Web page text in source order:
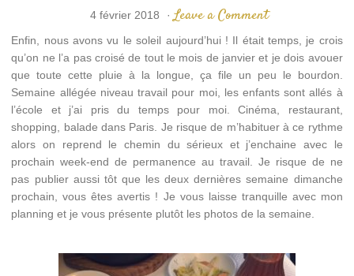
4 février 2018 · Leave a Comment
Enfin, nous avons vu le soleil aujourd’hui ! Il était temps, je crois
qu’on ne l’a pas croisé de tout le mois de janvier et je dois avouer
que toute cette pluie à la longue, ça file un peu le bourdon.
Semaine allégée niveau travail pour moi, les enfants sont allés à
l’école et j’ai pris du temps pour moi. Cinéma, restaurant,
shopping, balade dans Paris. Je risque de m’habituer à ce rythme
alors on reprend le chemin du sérieux et j’enchaine avec le
prochain week-end de permanence au travail. Je risque de ne
pas publier aussi tôt que les deux dernières semaine dimanche
prochain, vous êtes avertis ! Je vous laisse tranquille avec mon
planning et je vous présente plutôt les photos de la semaine.